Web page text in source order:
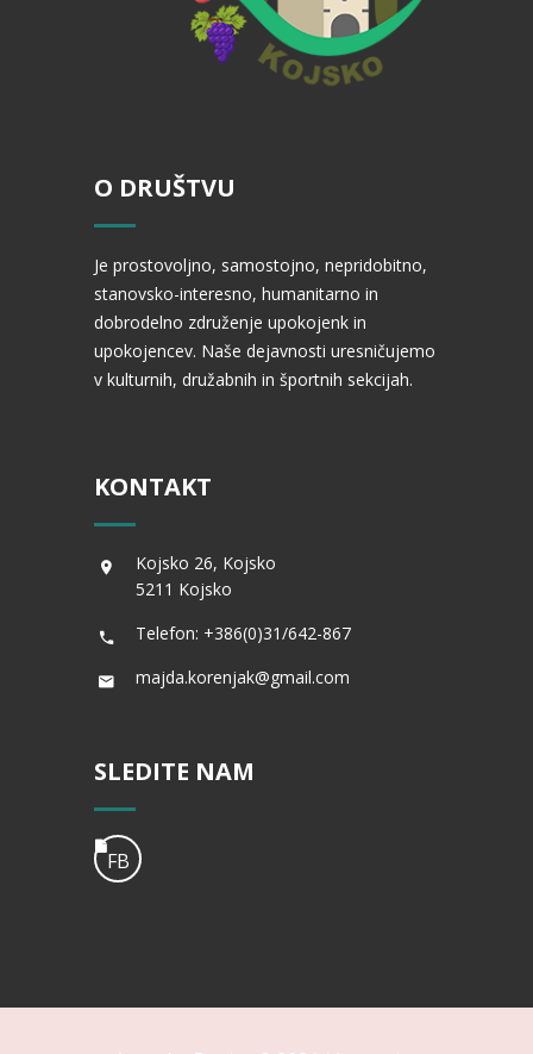
O DRUŠTVU
Je prostovoljno, samostojno, nepridobitno,
stanovsko-interesno, humanitarno in
dobrodelno združenje upokojenk in
upokojencev. Naše dejavnosti uresničujemo
v kulturnih, družabnih in športnih sekcijah.
KONTAKT
Kojsko 26, Kojsko
5211 Kojsko
Telefon: +386(0)31/642-867
majda.korenjak@gmail.com
SLEDITE NAM
FB